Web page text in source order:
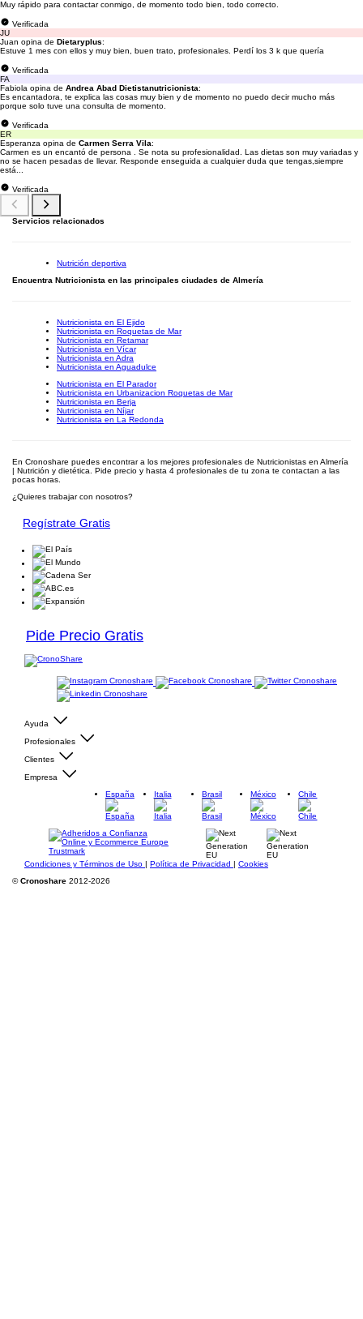
Muy rápido para contactar conmigo, de momento todo bien, todo correcto.
Verificada
JU
Juan opina de Dietaryplus:
Estuve 1 mes con ellos y muy bien, buen trato, profesionales. Perdí los 3 k que quería
Verificada
FA
Fabiola opina de Andrea Abad Dietistanutricionista:
Es encantadora, te explica las cosas muy bien y de momento no puedo decir mucho más
porque solo tuve una consulta de momento.
Verificada
ER
Esperanza opina de Carmen Serra Vila:
Carmen es un encantó de persona . Se nota su profesionalidad. Las dietas son muy variadas y
no se hacen pesadas de llevar. Responde enseguida a cualquier duda que tengas,siempre
está...
Verificada
Servicios relacionados
Nutrición deportiva
Encuentra Nutricionista en las principales ciudades de Almería
Nutricionista en El Ejido
Nutricionista en Roquetas de Mar
Nutricionista en Retamar
Nutricionista en Vícar
Nutricionista en Adra
Nutricionista en Aguadulce
Nutricionista en El Parador
Nutricionista en Urbanizacion Roquetas de Mar
Nutricionista en Berja
Nutricionista en Níjar
Nutricionista en La Redonda
En Cronoshare puedes encontrar a los mejores profesionales de Nutricionistas en Almería
| Nutrición y dietética. Pide precio y hasta 4 profesionales de tu zona te contactan a las
pocas horas.
¿Quieres trabajar con nosotros?
Regístrate Gratis
Pide Precio Gratis
Ayuda
Profesionales
Clientes
Empresa
España
Italia Brasil México Chile
Condiciones y Términos de Uso | Política de Privacidad | Cookies
©Cronoshare 2012-2026